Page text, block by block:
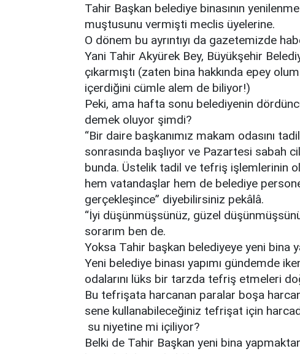
Tahir Başkan belediye binasının
muştusunu vermişti meclis üyelerine.
O dönem bu ayrıntıyı da gazetemizde
Yani Tahir Akyürek Bey, Büyükşehir
çıkarmıştı (zaten bina hakkında epey
içerdiğini cümle alem de biliyor!)
Peki, ama hafta sonu belediyenin
demek oluyor şimdi?
“Bir daire başkanımız makam odasını
sonrasında başlıyor ve Pazartesi sabah
bunda. Üstelik tadil ve tefriş işlemlerinin
hem vatandaşlar hem de belediye
gerçekleşince” diyebilirsiniz pekâlâ.
“İyi düşünmüşsünüz, güzel
sorarım ben de.
Yoksa Tahir başkan belediyeye yeni bina
Yeni belediye binası yapımı gündemde
odalarını lüks bir tarzda tefriş etmeleri
Bu tefrişata harcanan paralar boşa
sene kullanabileceğiniz tefrişat için
su niyetine mi içiliyor?
Belki de Tahir Başkan yeni bina